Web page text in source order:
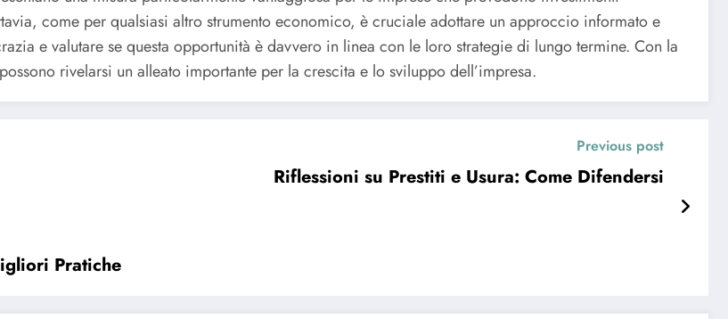
come per qualsiasi altro strumento economico, è cruciale adottare un approccio informato e
e valutare se questa opportunità è davvero in linea con le loro strategie di lungo termine. Con la
rivelarsi un alleato importante per la crescita e lo sviluppo dell’impresa.
Previous post
Riflessioni su Prestiti e Usura: Come Difendersi
Pratiche